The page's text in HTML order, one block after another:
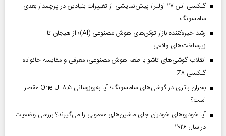
گلکسی اس ۲۷ اولترا؛ پیش‌نمایشی از تغییرات بنیادین در پرچمدار بعدی
سامسونگ
رشد خیره‌کننده بازار توکن‌های هوش مصنوعی (AI)؛ از هیجان تا
زیرساخت‌های واقعی
انقلاب گوشی‌های تاشو‌ با طعم هوش مصنوعی؛ معرفی و مقایسه خانواده
گلکسی Z۸
بحران باتری در گوشی‌های سامسونگ؛ آیا به‌روزرسانی One UI ۸.۵ مقصر
است؟
آیا خودروهای خودران جای ماشین‌های معمولی را می‌گیرند؟ بررسی وضعیت
در سال ۲۰۲۶